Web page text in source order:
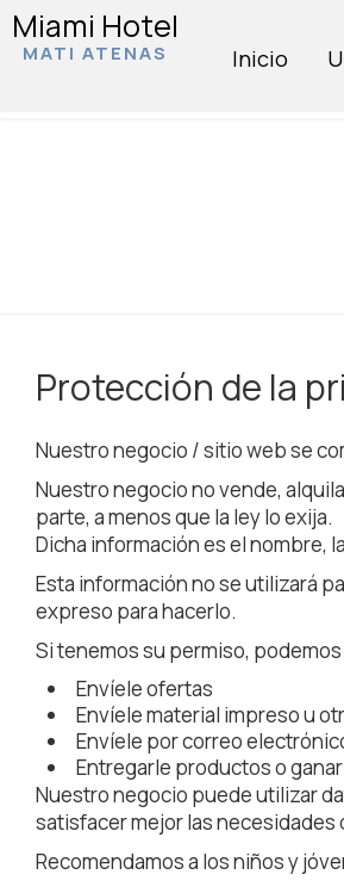
Miami Hotel
MATI ATENAS Inicio
Protección de la
Nuestro negocio / sitio web se
Nuestro negocio no vende,
parte, a menos que la ley lo exija.
Dicha información es el nombre,
Esta información no se utilizará
expreso para hacerlo.
Si tenemos su permiso,
Envíele ofertas
Envíele material impreso u
Envíele por correo
Entregarle productos o
Nuestro negocio puede utilizar
satisfacer mejor las
Recomendamos a los niños y